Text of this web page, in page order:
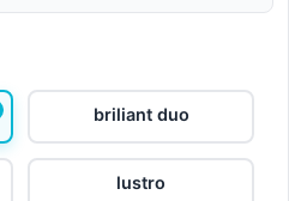
briliant duo
lustro